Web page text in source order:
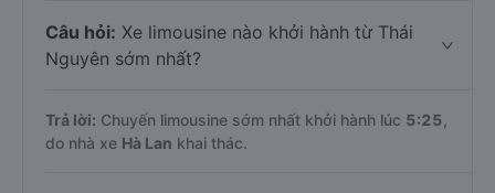
Câu hỏi: Xe limousine nào khởi hành từ Thái
Nguyên sớm nhất?
Trả lời: Chuyến limousine sớm nhất khởi hành lúc 5:25
do nhà xe Hà Lan khai thác.